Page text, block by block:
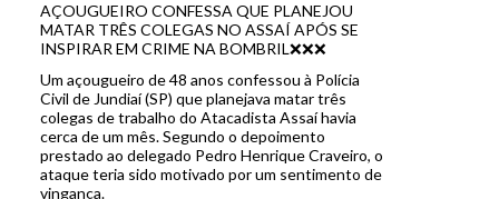
AÇOUGUEIRO CONFESSA QUE PLANEJOU
MATAR TRÊS COLEGAS NO ASSAÍ APÓS SE
INSPIRAR EM CRIME NA BOMBRIL❌❌❌
Um açougueiro de 48 anos confessou à Polícia
Civil de Jundiaí (SP) que planejava matar três
colegas de trabalho do Atacadista Assaí havia
cerca de um mês. Segundo o depoimento
prestado ao delegado Pedro Henrique Craveiro, o
ataque teria sido motivado por um sentimento de
vingança.